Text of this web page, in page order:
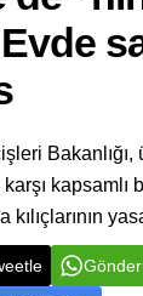
Bakanlığı,
kapsamlı
Gönder